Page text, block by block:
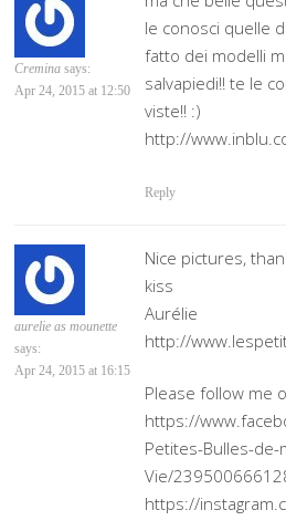
Cremina says:
Apr 24, 2015 at 12:50
le conosci quelle
fatto dei modelli
salvapiedi!! te le
viste!! :)
http://
Reply
aurelie as mounette
says:
Apr 24, 2015 at 16:15
Nice pictures,
kiss
Aurélie
http://
Please follow me
https://
Petites-Bulles-de-
Vie/
https://